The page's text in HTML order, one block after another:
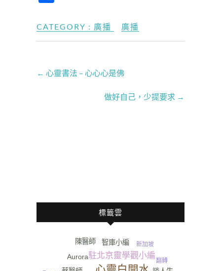
b
o
k
h
at
W
ei
o
ie
y
CATEGORY : 廣播 廣播
← 心靈書法 – 心心心是佛
做好自己，少提要求 →
標籤雲
駐北京靈學觀小編
Aurora
陳醫師 智庫小編
翻轉
新加坡